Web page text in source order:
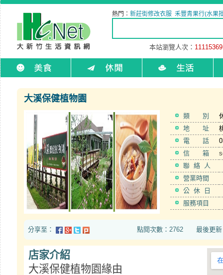
熱門： 新莊街修改衣服 禾豐青果行(水果
本站瀏覽人次： 11115369
大溪保健植物園
類 別
地 址
電 話
信 箱
聯 絡 人
營業時間
公 休 日
服務項目
分享至： 點閱次數：2762 最後更新日期
店家介紹
大溪保健植物園緣由